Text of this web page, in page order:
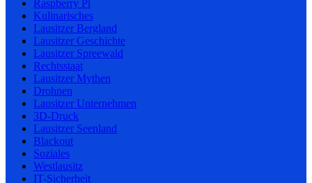
Raspberry Pi
Kulinarisches
Lausitzer Bergland
Lausitzer Geschichte
Lausitzer Spreewald
Rechtsstaat
Lausitzer Mythen
Drohnen
Lausitzer Unternehmen
3D-Druck
Lausitzer Seenland
Blackout
Soziales
Westlausitz
IT-Sicherheit